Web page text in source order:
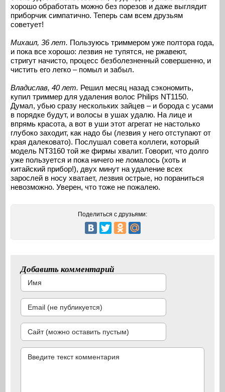
хорошо обработать можно без порезов и даже выглядит
приборчик симпатично. Теперь сам всем друзьям
советует!
Михаил, 36 лет. Пользуюсь триммером уже полтора года,
и пока все хорошо: лезвия не тупятся, не ржавеют,
стригут начисто, процесс безболезненный совершенно, и
чистить его легко – помыл и забыл.
Владислав, 40 лет. Решил месяц назад сэкономить,
купил триммер для удаления волос Philips NT1150.
Думал, убью сразу нескольких зайцев – и борода с усами
в порядке будут, и волосы в ушах удалю. На лице и
впрямь красота, а вот в уши этот агрегат не настолько
глубоко заходит, как надо бы (лезвия у него отступают от
края далековато). Послушал совета коллеги, который
модель NT3160 той же фирмы хвалит. Говорит, что долго
уже пользуется и пока ничего не ломалось (хоть и
китайский прибор!), двух минут на удаление всех
зарослей в носу хватает, лезвия острые, но пораниться
невозможно. Уверен, что тоже не пожалею.
Поделиться с друзьями:
Добавить комментарий